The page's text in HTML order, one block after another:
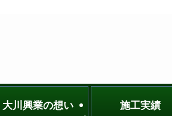
大川興業の想い 施工実績